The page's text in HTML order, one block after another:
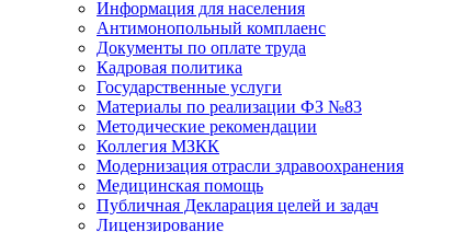
Информация для населения
Антимонопольный комплаенс
Документы по оплате труда
Кадровая политика
Государственные услуги
Материалы по реализации ФЗ №83
Методические рекомендации
Коллегия МЗКК
Модернизация отрасли здравоохранения
Медицинская помощь
Публичная Декларация целей и задач
Лицензирование